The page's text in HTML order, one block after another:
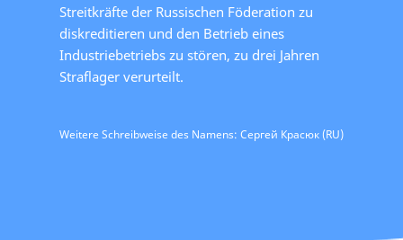
Streitkräfte der Russischen Föderation zu
diskreditieren und den Betrieb eines
Industriebetriebs zu stören, zu drei Jahren
Straflager verurteilt.
Weitere Schreibweise des Namens: Сергей Красюк (RU)